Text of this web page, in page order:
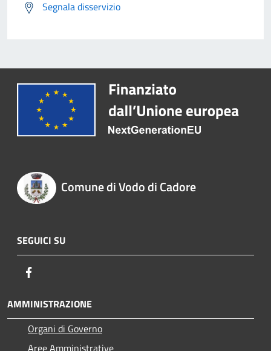
Segnala disservizio
Comune di Vodo di Cadore
SEGUICI SU
AMMINISTRAZIONE
Organi di Governo
Aree Amministrative